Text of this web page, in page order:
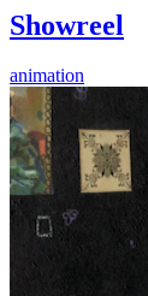
Showreel
animation